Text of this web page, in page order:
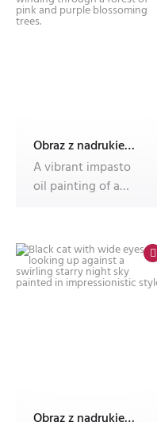
Obraz z nadrukiem Dec'n'Roll, fotoobraz
A vibrant impasto
oil painting of a
Obraz z nadrukiem Dec'n'Roll, fotoobraz